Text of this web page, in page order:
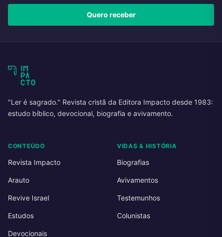
Quero receber
"Ler é sagrado." Revista cristã da Editora Impacto desde 1983:
estudo bíblico, devocional, biografia e avivamento.
CONTEÚDO
Revista Impacto
Arauto
Revive Israel
Estudos
Devocionais
VIDAS & HISTÓRIA
Biografias
Avivamentos
Testemunhos
Colunistas